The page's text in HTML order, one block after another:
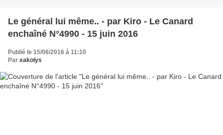
Le général lui même.. - par Kiro - Le Canard
enchaîné N°4990 - 15 juin 2016
Publié le 15/06/2016 à 11:10
Par xakolys